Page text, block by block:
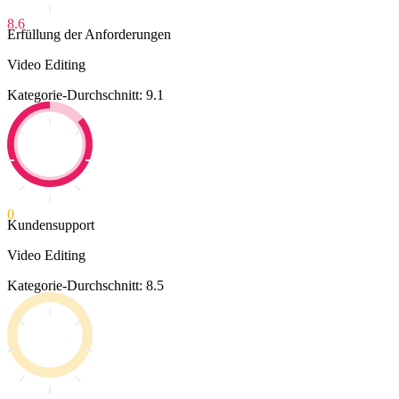
8.6
Erfüllung der Anforderungen
Video Editing
Kategorie-Durchschnitt: 9.1
0
Kundensupport
Video Editing
Kategorie-Durchschnitt: 8.5